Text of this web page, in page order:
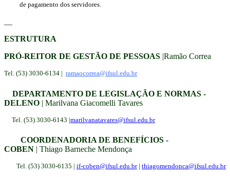
de pagamento dos servidores.
ESTRUTURA
PRÓ-REITOR DE GESTÃO DE PESSOAS |Ramão Correa
Tel. (53) 3030-6134 | ramaocorrea@ifsul.edu.br
DEPARTAMENTO DE LEGISLAÇÃO E NORMAS -
DELENO | Marilvana Giacomelli Tavares
Tel. (53) 3030-6143 |marilvanatavares@ifsul.edu.br
COORDENADORIA DE BENEFÍCIOS -
COBEN | Thiago Barneche Mendonça
Tel. (53) 3030-6135 | if-coben@ifsul.edu.br| thiagomendonca@ifsul.edu.br